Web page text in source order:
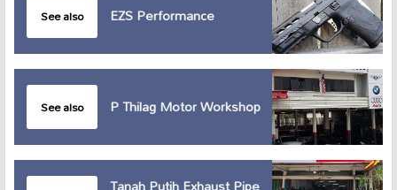
See also EZS Performance
See also P Thilag Motor Workshop